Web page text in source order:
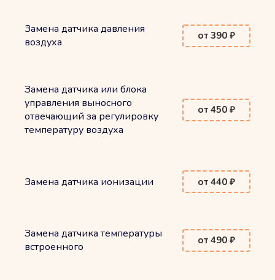
Замена датчика давления
воздуха
от 390 ₽
Замена датчика или блока
управления выносного
отвечающий за регулировку
температуру воздуха
от 450 ₽
Замена датчика ионизации от 440 ₽
Замена датчика температуры
встроенного
от 490 ₽